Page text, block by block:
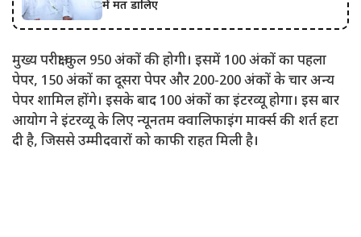
में मत डालिए
मुख्य परीक्षा कुल 950 अंकों की होगी। इसमें 100 अंकों का पहला
पेपर, 150 अंकों का दूसरा पेपर और 200-200 अंकों के चार अन्य
पेपर शामिल होंगे। इसके बाद 100 अंकों का इंटरव्यू होगा। इस बार
आयोग ने इंटरव्यू के लिए न्यूनतम क्वालिफाइंग मार्क्स की शर्त हटा
दी है, जिससे उम्मीदवारों को काफी राहत मिली है।